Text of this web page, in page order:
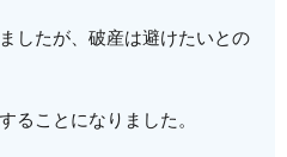
したが、破産は避けたいとの
ることになりました。